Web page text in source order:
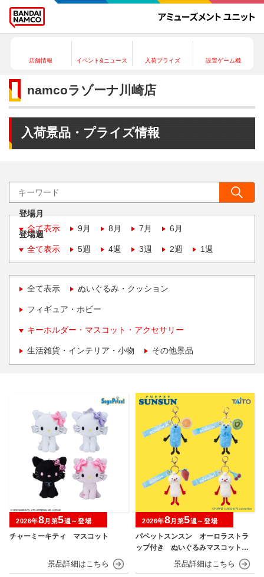
店舗情報 イベント&ニュース 入荷プライズ 設置ゲーム機
namcoラゾーナ川崎店
入荷景品・プライズ情報
登場月
全て表示
9月 8月 7月 6月
登場週
全て表示
5週 4週 3週 2週 1週
全て表示 ぬいぐるみ・クッション
フィギュア・ホビー
キーホルダー・マスコット・アクセサリー
生活雑貨・インテリア・小物 その他景品
チャーミーキティ マスコット
2026年8月第5週～登場
パペットスンスン オーロラストラ
ップ付き ぬいぐるみマスコット
フルーツver.
2026年8月第5週～登場